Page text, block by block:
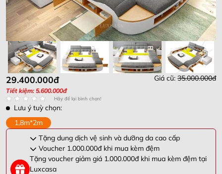
Giá cũ: 35.000.000đ
29.400.000đ
Tiết kiệm: 5.600.000đ
Hãy để lại bình chọn!
Lưu ý tuỳ chọn:
1,8m*2m
Tặng dung dịch vệ sinh và dưỡng da cao cấp
Voucher 1.000.000đ khi mua kèm đệm
Tặng voucher giảm giá 1.000.000đ khi mua kèm đệm tại
Luxcasa